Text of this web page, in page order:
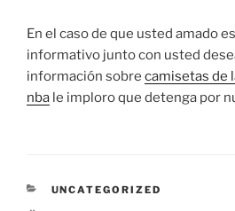
En el caso de que usted amado
informativo junto con usted
información sobre camisetas de
nba le imploro que detenga por
CATEGORÍAS
UNCATEGORIZED